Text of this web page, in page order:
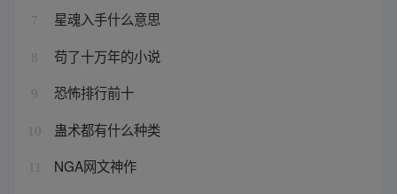
7 星魂入手什么意思
8 苟了十万年的小说
9 恐怖排行前十
10 蛊术都有什么种类
NGA网文神作